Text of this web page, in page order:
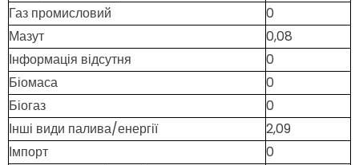
Газ промисловий
0
Мазут
0,08
Інформація відсутня
0
Біомаса
0
Біогаз
0
Інші види палива/енергії
2,09
Імпорт
0